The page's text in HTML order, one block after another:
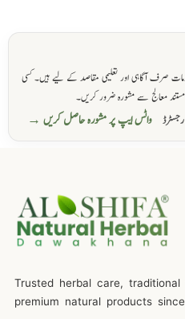
صرف آگاہی اور تعلیمی مقاصد کے لیے ہیں۔ کسی
مستند معالج سے مشورہ ضرور کریں۔
واٹس ایپ پر مشورہ حاصل کریں →
Trusted herbal care, traditional
premium natural products